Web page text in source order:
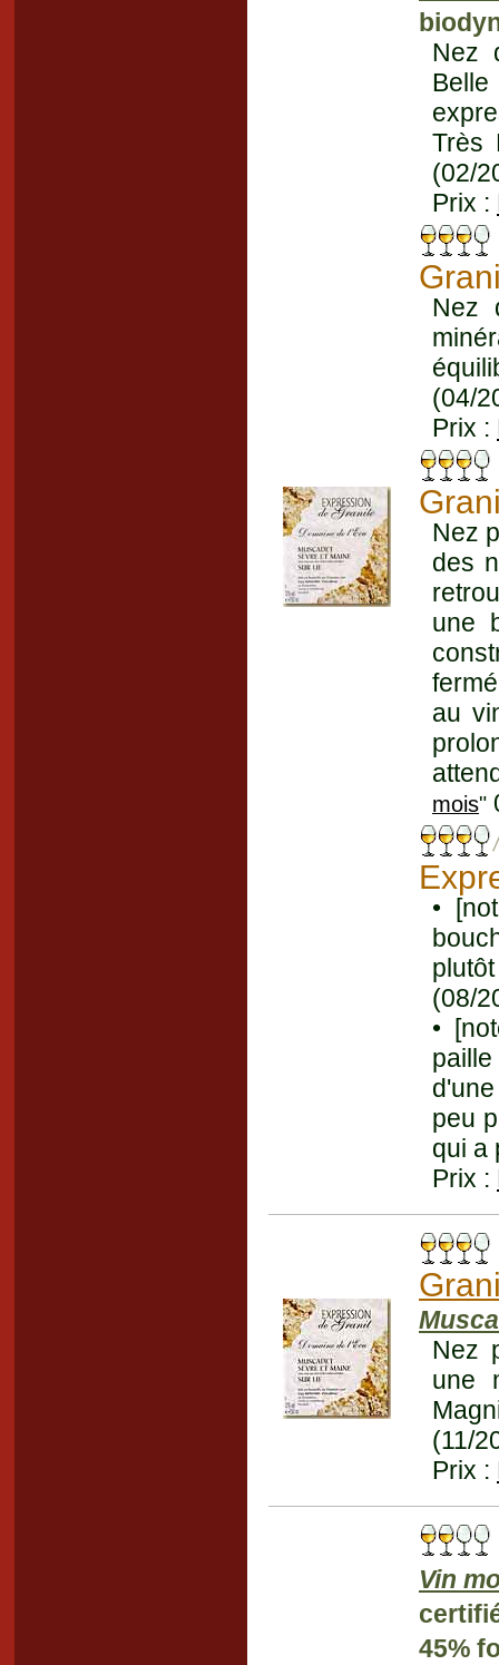
Nez
Très
(02/
Prix :
Nez
(04/
Prix :
Nez
des
une
au
mois"
•
(08/
•
peu
qui a
Prix :
Nez
une
(11/
Prix :
Vin
45%